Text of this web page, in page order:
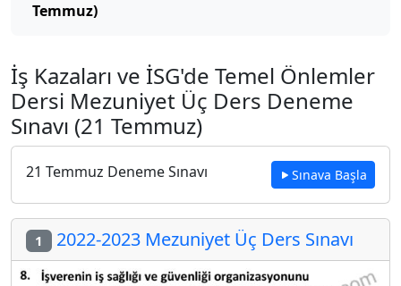
Temmuz)
İş Kazaları ve İSG'de Temel Önlemler
Dersi Mezuniyet Üç Ders Deneme
Sınavı (21 Temmuz)
21 Temmuz Deneme Sınavı Sınava Başla
1 2022-2023 Mezuniyet Üç Ders Sınavı